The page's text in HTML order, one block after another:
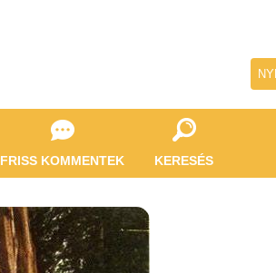
FRISS KOMMENTEK KERESÉS